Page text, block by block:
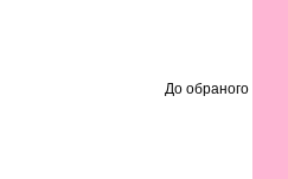
До обраного